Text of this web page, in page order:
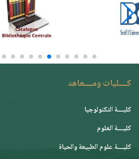
كــــليات ومــــعاهد
كليــــة التكنولوجيا
كليــــة العلوم
كليــــة علوم الطبيعة والحياة